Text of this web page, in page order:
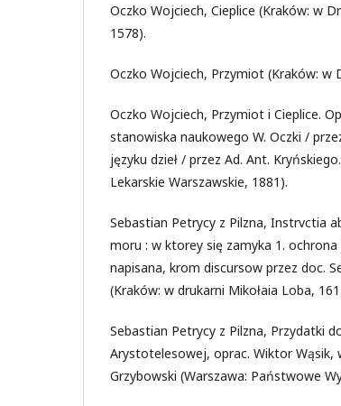
Oczko Wojciech, Cieplice (Kraków: w
1578).
Oczko Wojciech, Przymiot (Kraków: w
Oczko Wojciech, Przymiot i Cieplice.
stanowiska naukowego W. Oczki /
języku dzieł / przez Ad. Ant.
Lekarskie Warszawskie, 1881).
Sebastian Petrycy z Pilzna, Instrvctia
moru : w ktorey się zamyka 1.
napisana, krom discursow przez doc.
(Kraków: w drukarni Mikołaia Loba,
Sebastian Petrycy z Pilzna, Przydatki
Arystotelesowej, oprac. Wiktor
Grzybowski (Warszawa: Państwowe